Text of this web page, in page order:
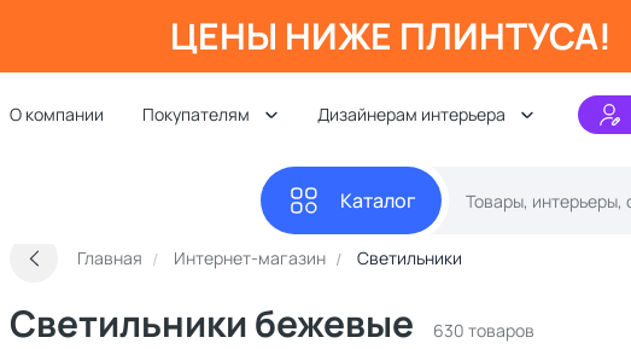
ЦЕНЫ НИЖЕ ПЛИНТУСА!
О компании Покупателям Дизайнерам интерьера
Каталог
Главная Интернет-магазин Светильники
Светильники бежевые 630 товаров